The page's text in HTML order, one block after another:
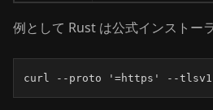
例として Rust は公式インストー
curl --proto '=https' --